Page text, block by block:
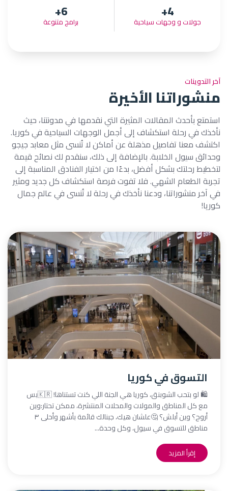
4
+
جولات و وجهات سياحية 6
+
برامج متنوعة
آخر التدوينات
منشوراتنا الأخيرة
استمتع بأحدث المقالات المثيرة التي نقدمها في مدونتنا، حيث
نأخذك في رحلة استكشاف إلى أجمل الوجهات السياحية في كوريا.
اكتشف معنا تفاصيل مذهلة عن أماكن لا تُنسى مثل معابد جيجو
وحدائق سيول الخلابة. بالإضافة إلى ذلك، سنقدم لك نصائح قيمة
لتخطيط رحلتك بشكل أفضل، بدءًا من اختيار الفنادق المناسبة إلى
تجربة الطعام الشهي. فلا تفوت فرصة استكشاف كل جديد ومثير
في آخر منشوراتنا، ودعنا نأخذك في رحلة لا تُنسى في عالم جمال
كوريا!
التسوق في كوريا
🛍️ لو بتحب الشوبنق، كوريا هي الجنة اللي كنت تستناها! 🇰🇷بس
مع كل المناطق والمولات والمحلات المنتشرة، ممكن تحتار:وين
أروح؟ وين أبلش؟ 🤔علشان هيك، جبنالك قائمة بأشهر وأحلى ٣
مناطق للتسوق في سيول، وكل وحدة...
إقرأ المزيد